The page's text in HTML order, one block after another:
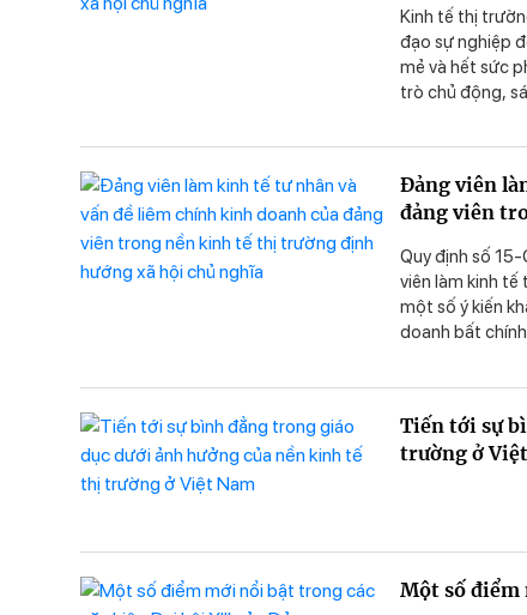
Kinh tế thị
đạo sự nghiệp
mẻ và hết sức
trò chủ động,
đến ngày càng
Đảng viên
đảng viên
Quy định số
viên làm kinh tế
một số ý kiến
doanh bất
trương này.
Tiến tới sự
trường ở
Một số